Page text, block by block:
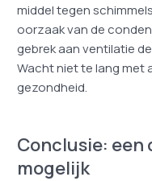
middel tegen
oorzaak van de
gebrek aan ventilatie
Wacht niet te lang met
gezondheid.
Conclusie:
mogelijk